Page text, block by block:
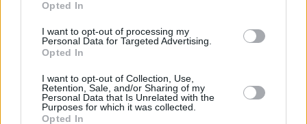
Opted In
I want to opt-out of processing my
Personal Data for Targeted Advertising.
Opted In
I want to opt-out of Collection, Use,
Retention, Sale, and/or Sharing of my
Personal Data that Is Unrelated with the
Purposes for which it was collected.
Opted In